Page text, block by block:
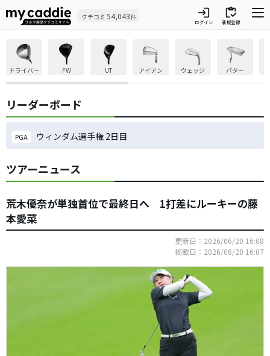
クチコミ 54,043件 login
ログイン
inventory
新規登録
ドライバー FW UT アイアン ウェッジ パター
リーダーボード
PGA ウィンダム選手権 2日目
ツアーニュース
荒木優奈が単独首位で最終日へ 1打差にルーキーの藤
本愛菜
更新日：2026/06/20 16:08
掲載日：2026/06/20 16:07